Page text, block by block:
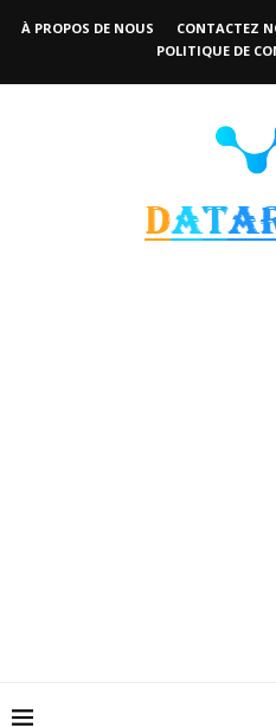
À PROPOS DE NOUS CONTACTEZ
POLITIQUE DE